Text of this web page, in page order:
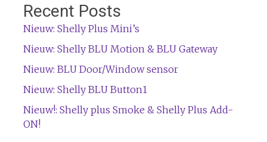
Recent Posts
Nieuw: Shelly Plus Mini’s
Nieuw: Shelly BLU Motion & BLU Gateway
Nieuw: BLU Door/Window sensor
Nieuw: Shelly BLU Button1
Nieuw!: Shelly plus Smoke & Shelly Plus Add-
ON!